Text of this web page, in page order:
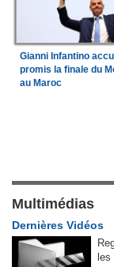
Gianni Infantino
promis la finale du
au Maroc
Multimédias
Dernières Vidéos